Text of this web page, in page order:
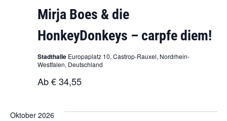
Mirja Boes & die
HonkeyDonkeys – carpfe diem!
Stadthalle Europaplatz 10, Castrop-Rauxel, Nordrhein-
Westfalen, Deutschland
Ab € 34,55
Oktober 2026